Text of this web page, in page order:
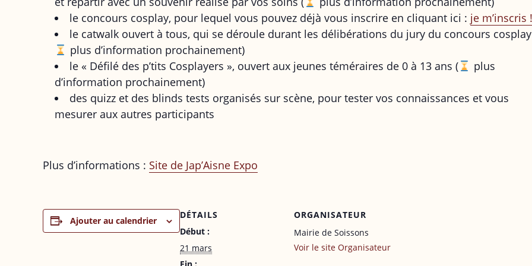
le concours cosplay, pour lequel vous pouvez déjà vous inscrire en cliquant ici : je m’inscris !
le catwalk ouvert à tous, qui se déroule durant les délibérations du jury du concours
plus d’information prochainement)
le « Défilé des p’tits Cosplayers », ouvert aux jeunes téméraires de 0 à 13 ans (
plus
d’information prochainement)
des quizz et des blinds tests organisés sur scène, pour tester vos connaissances et vous
mesurer aux autres participants
Plus d’informations : Site de Jap’Aisne Expo
Ajouter au calendrier
DÉTAILS
Début :
21 mars
ORGANISATEUR
Mairie de Soissons
Voir le site Organisateur